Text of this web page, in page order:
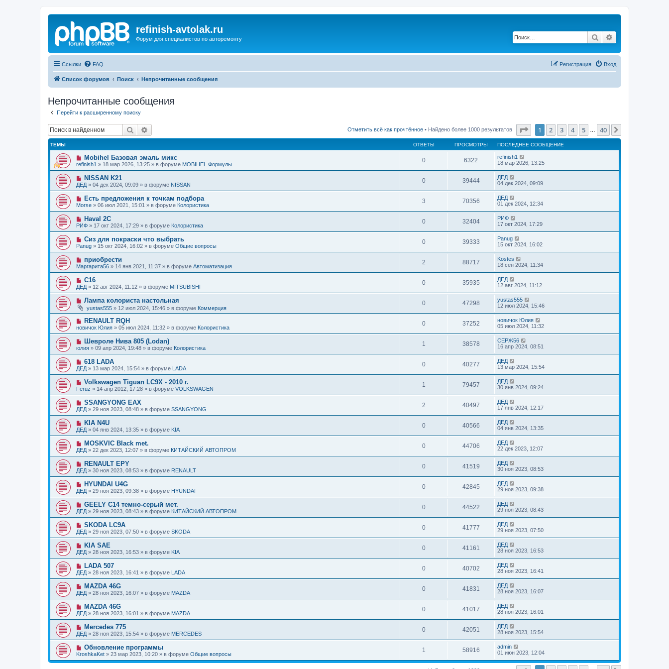
refinish-avtolak.ru
Форум для специалистов по авторемонту Поиск
Ссылки FAQ Вход
Регистрация
Список форумов Поиск Непрочитанные сообщения
Непрочитанные сообщения
Перейти к расширенному поиску
Поиск Отметить всё как прочтённое • Найдено более 1000 результатов Страница1 из 40
1 2 3 4 5 40
ТЕМЫ ОТВЕТЫ ПРОСМОТРЫ ПОСЛЕДНЕЕ СООБЩЕНИЕ
Н
о
в
о
е
с
о
б
щ
е
н
и
е
Mobihel Базовая эмаль микс
refinish1 » 18 мар 2026, 13:25 » в форуме MOBIHEL Формулы
0 6322
refinish1
18 мар 2026, 13:25
Н
о
в
о
е
с
о
б
щ
е
н
и
е
NISSAN K21
ДЕД » 04 дек 2024, 09:09 » в форуме NISSAN
0 39444
ДЕД
04 дек 2024, 09:09
Н
о
в
о
е
с
о
о
б
щ
н
и
е
Есть предложения к точкам подбора
Morse » 06 июл 2021, 15:01 » в форуме Колористика
3 70356
ДЕД
01 дек 2024, 12:34
Н
о
в
е
с
о
о
б
щ
е
н
и
е
Haval 2C
РИФ » 17 окт 2024, 17:29 » в форуме Колористика
0 32404
РИФ
17 окт 2024, 17:29
Н
о
в
е
с
о
о
б
щ
е
н
и
е
Сиз для покраски что выбрать
Panug » 15 окт 2024, 16:02 » в форуме Общие вопросы
0 39333
Panug
15 окт 2024, 16:02
Н
о
в
е
с
о
о
б
щ
е
н
и
е
приобрести
Маргарита56 » 14 янв 2021, 11:37 » в форуме Автоматизация
2 88717
Kostes
18 сен 2024, 11:34
Н
о
в
е
с
о
б
щ
е
н
и
е
C16
ДЕД » 12 авг 2024, 11:12 » в форуме MITSUBISHI
0 35935
ДЕД
12 авг 2024, 11:12
Н
в
о
е
с
о
б
щ
е
н
и
е
Лампа колориста настольная
yustas555 » 12 июл 2024, 15:46 » в форуме Коммерция
0 47298
yustas555
12 июл 2024, 15:46
Н
о
в
о
е
с
о
о
б
щ
е
и
е
RENAULT RQH
новичок Юлия » 05 июл 2024, 11:32 » в форуме Колористика
0 37252
новичок Юлия
05 июл 2024, 11:32
Н
о
в
е
с
о
о
б
щ
е
н
и
е
Шевроле Нива 805 (Lodan)
юлия » 09 апр 2024, 19:48 » в форуме Колористика
1 38578
СЕРЖ56
16 апр 2024, 08:51
Н
о
в
о
с
о
о
б
щ
е
н
и
е
618 LADA
ДЕД » 13 мар 2024, 15:54 » в форуме LADA
0 40277
ДЕД
13 мар 2024, 15:54
Н
о
в
о
е
с
о
б
щ
е
н
и
е
Volkswagen Tiguan LC9X - 2010 г.
Feruz » 14 апр 2012, 17:28 » в форуме VOLKSWAGEN
1 79457
ДЕД
30 янв 2024, 09:24
Н
о
в
о
е
с
о
б
щ
е
н
и
е
SSANGYONG EAX
ДЕД » 29 ноя 2023, 08:48 » в форуме SSANGYONG
2 40497
ДЕД
17 янв 2024, 12:17
Н
о
в
о
е
с
о
б
щ
е
н
и
е
KIA N4U
ДЕД » 04 янв 2024, 13:35 » в форуме KIA
0 40566
ДЕД
04 янв 2024, 13:35
Н
о
в
о
е
с
о
б
щ
е
н
и
е
MOSKVIC Black met.
ДЕД » 22 дек 2023, 12:07 » в форуме КИТАЙСКИЙ АВТОПРОМ
0 44706
ДЕД
22 дек 2023, 12:07
Н
о
в
о
е
с
о
о
б
щ
е
н
и
е
RENAULT EPY
ДЕД » 30 ноя 2023, 08:53 » в форуме RENAULT
0 41519
ДЕД
30 ноя 2023, 08:53
Н
о
в
е
с
о
о
б
щ
е
н
и
е
HYUNDAI U4G
ДЕД » 29 ноя 2023, 09:38 » в форуме HYUNDAI
0 42845
ДЕД
29 ноя 2023, 09:38
Н
о
в
о
е
с
о
б
щ
е
н
и
е
GEELY C14 темно-серый мет.
ДЕД » 29 ноя 2023, 08:43 » в форуме КИТАЙСКИЙ АВТОПРОМ
0 44522
ДЕД
29 ноя 2023, 08:43
Н
о
в
о
е
с
о
б
щ
е
н
и
е
SKODA LC9A
ДЕД » 29 ноя 2023, 07:50 » в форуме SKODA
0 41777
ДЕД
29 ноя 2023, 07:50
Н
о
в
о
е
с
о
б
щ
е
н
и
е
KIA SAE
ДЕД » 28 ноя 2023, 16:53 » в форуме KIA
0 41161
ДЕД
28 ноя 2023, 16:53
Н
о
в
о
е
с
о
б
щ
е
н
и
е
LADA 507
ДЕД » 28 ноя 2023, 16:41 » в форуме LADA
0 40702
ДЕД
28 ноя 2023, 16:41
Н
о
в
о
е
с
о
б
щ
е
н
и
е
MAZDA 46G
ДЕД » 28 ноя 2023, 16:07 » в форуме MAZDA
0 41831
ДЕД
28 ноя 2023, 16:07
Н
о
в
о
е
с
о
о
б
щ
е
MAZDA 46G
ДЕД » 28 ноя 2023, 16:01 » в форуме MAZDA
0 41017
ДЕД
28 ноя 2023, 16:01
Н
о
в
е
с
о
Mercedes 775
ДЕД » 28 ноя 2023, 15:54 » в форуме MERCEDES
0 42051
ДЕД
28 ноя 2023, 15:54
Н
о
в
о
Обновление программы
KroshkaKet » 23 мар 2023, 10:20 » в форуме Общие вопросы
1 58916
admin
01 июн 2023, 12:04